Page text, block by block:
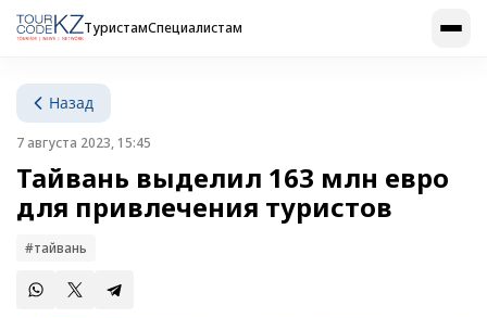
ТуристамСпециалистам
Назад
7 августа 2023, 15:45
Тайвань выделил 163 млн евро
для привлечения туристов
#тайвань